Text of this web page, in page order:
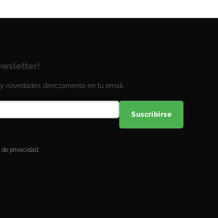
novedades directamente en tu email.
Suscribirse
privacidad.